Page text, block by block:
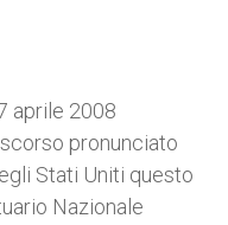
aprile 2008
pronunciato
Stati Uniti questo
Nazionale